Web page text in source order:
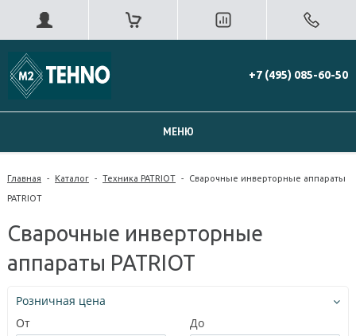
+7 (495) 085-60-50
МЕНЮ
Главная - Каталог - Техника PATRIOT - Сварочные инверторные аппараты
PATRIOT
Сварочные инверторные
аппараты PATRIOT
Розничная цена
От
До